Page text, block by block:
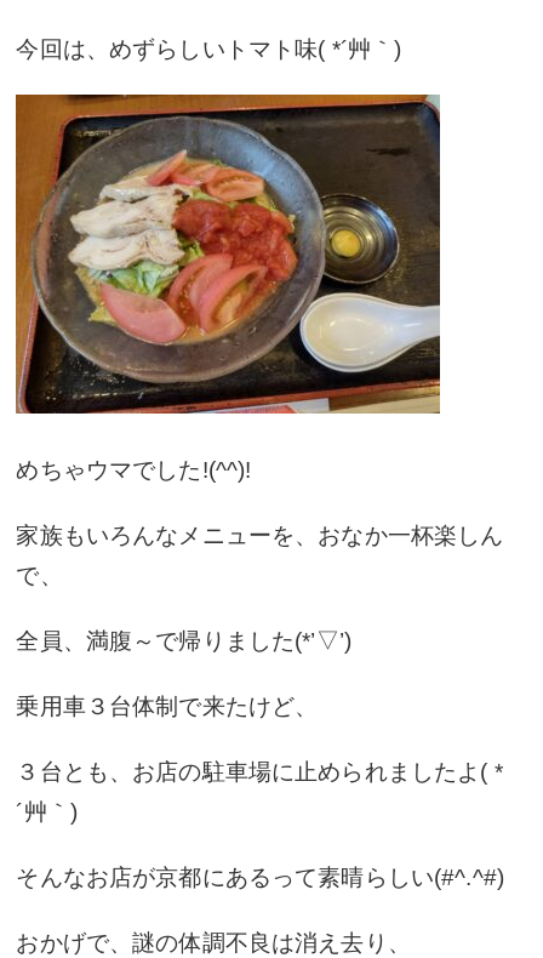
今回は、めずらしいトマト味( *´艸｀)
めちゃウマでした!(^^)!
家族もいろんなメニューを、おなか一杯楽しん
で、
全員、満腹～で帰りました(*’▽’)
乗用車３台体制で来たけど、
３台とも、お店の駐車場に止められましたよ( *
´艸｀)
そんなお店が京都にあるって素晴らしい(#^.^#)
おかげで、謎の体調不良は消え去り、